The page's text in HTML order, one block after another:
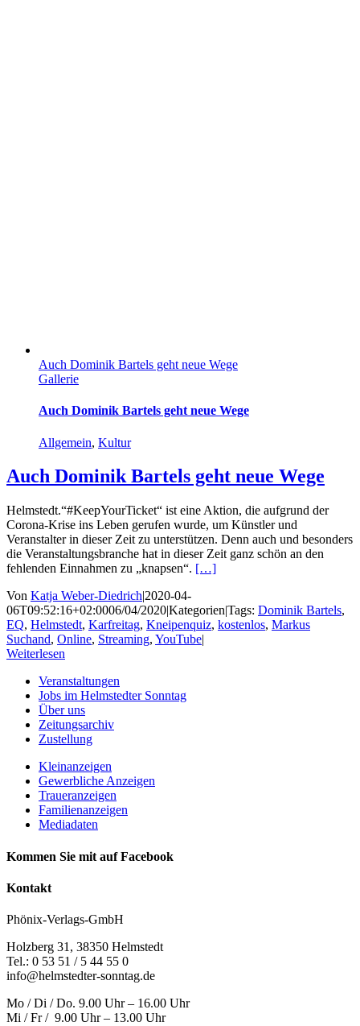
Auch Dominik Bartels geht neue Wege
Gallerie
Auch Dominik Bartels geht neue Wege
Allgemein, Kultur
Auch Dominik Bartels geht neue Wege
Helmstedt.“#KeepYourTicket“ ist eine Aktion, die aufgrund der
Corona-Krise ins Leben gerufen wurde, um Künstler und
Veranstalter in dieser Zeit zu unterstützen. Denn auch und besonders
die Veranstaltungsbranche hat in dieser Zeit ganz schön an den
fehlenden Einnahmen zu „knapsen“. […]
Von Katja Weber-Diedrich|2020-04-
06T09:52:16+02:0006/04/2020|Kategorien|Tags: Dominik Bartels,
EQ, Helmstedt, Karfreitag, Kneipenquiz, kostenlos, Markus
Suchand, Online, Streaming, YouTube|
Weiterlesen
Veranstaltungen
Jobs im Helmstedter Sonntag
Über uns
Zeitungsarchiv
Zustellung
Kleinanzeigen
Gewerbliche Anzeigen
Traueranzeigen
Familienanzeigen
Mediadaten
Kommen Sie mit auf Facebook
Kontakt
Phönix-Verlags-GmbH
Holzberg 31, 38350 Helmstedt
Tel.: 0 53 51 / 5 44 55 0
info@helmstedter-sonntag.de
Mo / Di / Do. 9.00 Uhr – 16.00 Uhr
Mi / Fr / 9.00 Uhr – 13.00 Uhr